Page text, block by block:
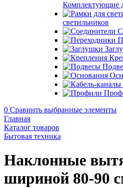
Комплектующие
светильников
0 Сравнить выбранные элементы
Главная
Каталог товаров
Бытовая техника
Наклонные
шириной 80-90